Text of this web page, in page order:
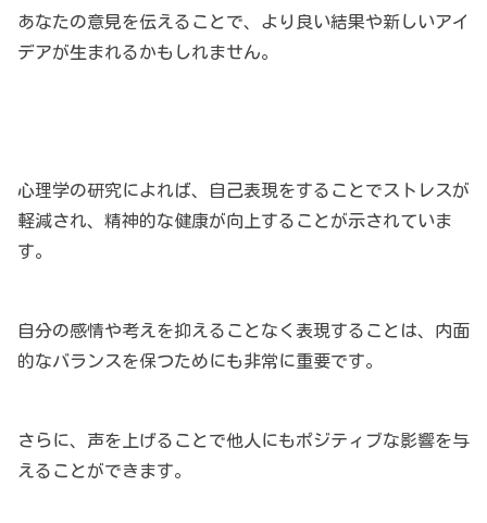
あなたの意見を伝えることで、より良い結果や新しいアイ
デアが生まれるかもしれません。
心理学の研究によれば、自己表現をすることでストレスが
軽減され、精神的な健康が向上することが示されていま
す。
自分の感情や考えを抑えることなく表現することは、内面
的なバランスを保つためにも非常に重要です。
さらに、声を上げることで他人にもポジティブな影響を与
えることができます。